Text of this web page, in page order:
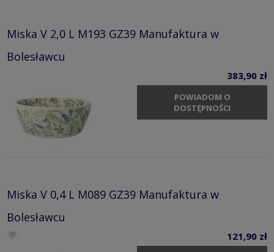
Miska V 2,0 L M193 GZ39 Manufaktura w
Bolesławcu
383,90 zł
POWIADOM O
DOSTĘPNOŚCI
Miska V 0,4 L M089 GZ39 Manufaktura w
Bolesławcu
121,90 zł